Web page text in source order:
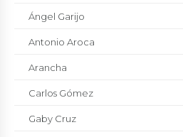
Ángel Garijo
Antonio Aroca
Arancha
Carlos Gómez
Gaby Cruz